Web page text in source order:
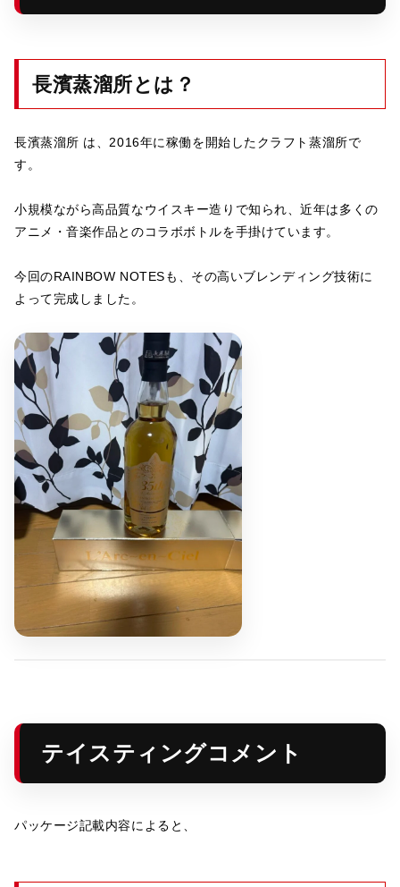
長濱蒸溜所とは？
長濱蒸溜所 は、2016年に稼働を開始したクラフト蒸溜所で
す。
小規模ながら高品質なウイスキー造りで知られ、近年は多くの
アニメ・音楽作品とのコラボボトルを手掛けています。
今回のRAINBOW NOTESも、その高いブレンディング技術に
よって完成しました。
テイスティングコメント
パッケージ記載内容によると、